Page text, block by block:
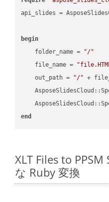
api_slides =
begin
    folder_name =
"/"
    file_name =
    out_path =
"/" +
end
XLT Files to
な Ruby 変換